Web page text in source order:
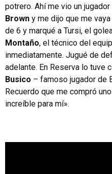
potrero. Ahí me vio un
Brown y me dijo que me
de 6 y marqué a Tursi, el
Montaño, el técnico del
inmediatamente. Jugué de
adelante. En Reserva lo tuve
Busico – famoso jugador de
Recuerdo que me compró
increíble para mí».